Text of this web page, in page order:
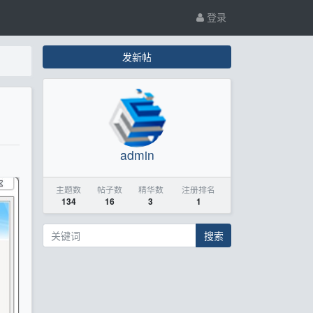
登录
发新帖
admin
主题数
134
帖子数
16
精华数
3
注册排名
1
搜索